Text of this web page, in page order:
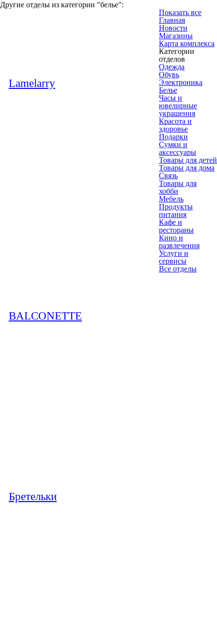
Другие отделы из категории "белье":
Lamelarry
BALCONETTE
Бретельки
Показать все
Главная
Новости
Магазины
Карта комплекса
Категории
отделов
Одежда
Обувь
Электроника
Белье
Часы и
ювелирные
украшения
Красота и
здоровье
Подарки
Сумки и
аксессуары
Товары для детей
Товары для дома
Связь
Товары для
хобби
Мебель
Продукты
питания
Кафе и
рестораны
Кино и
развлечения
Услуги и
сервисы
Все отделы